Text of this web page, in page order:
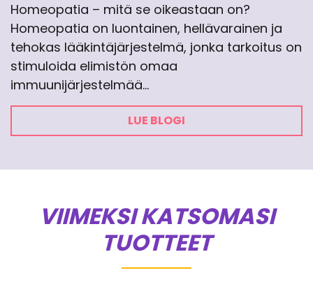
Homeopatia – mitä se oikeastaan on?
Homeopatia on luontainen, hellävarainen ja
tehokas lääkintäjärjestelmä, jonka tarkoitus on
stimuloida elimistön omaa
immuunijärjestelmää…
LUE BLOGI
VIIMEKSI KATSOMASI
TUOTTEET